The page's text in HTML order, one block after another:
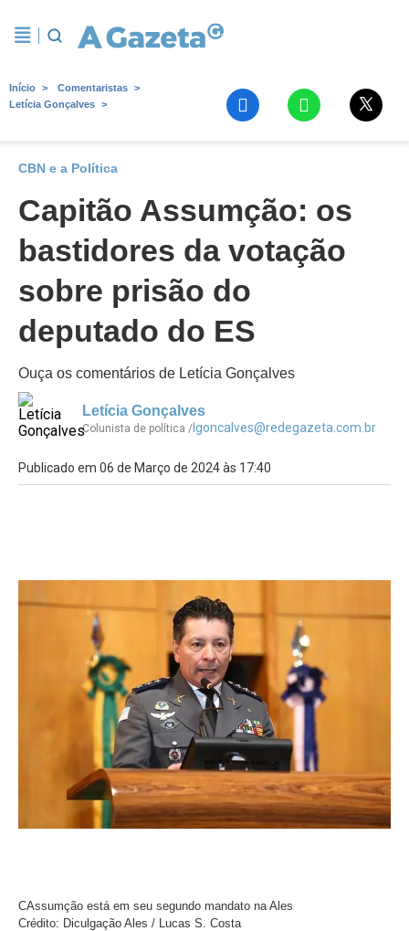
Início
Comentaristas
Letícia Gonçalves
CBN e a Política
Capitão Assumção: os
bastidores da votação
sobre prisão do
deputado do ES
Ouça os comentários de Letícia Gonçalves
Letícia Gonçalves
Colunista de política / lgoncalves@redegazeta.com.br
Publicado em 06 de Março de 2024 às 17:40
CAssumção está em seu segundo mandato na Ales
Crédito: Diculgação Ales / Lucas S. Costa